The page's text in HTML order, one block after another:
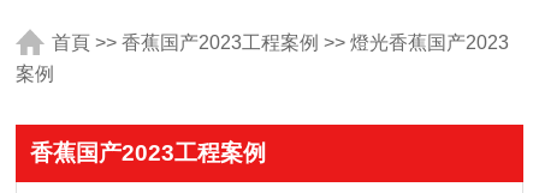
首頁 >>香蕉国产2023工程案例 >>燈光香蕉国产2023
案例
香蕉国产2023工程案例